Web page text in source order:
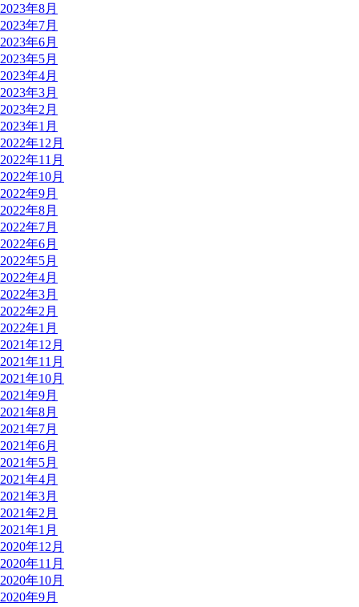
2023年8月
2023年7月
2023年6月
2023年5月
2023年4月
2023年3月
2023年2月
2023年1月
2022年12月
2022年11月
2022年10月
2022年9月
2022年8月
2022年7月
2022年6月
2022年5月
2022年4月
2022年3月
2022年2月
2022年1月
2021年12月
2021年11月
2021年10月
2021年9月
2021年8月
2021年7月
2021年6月
2021年5月
2021年4月
2021年3月
2021年2月
2021年1月
2020年12月
2020年11月
2020年10月
2020年9月